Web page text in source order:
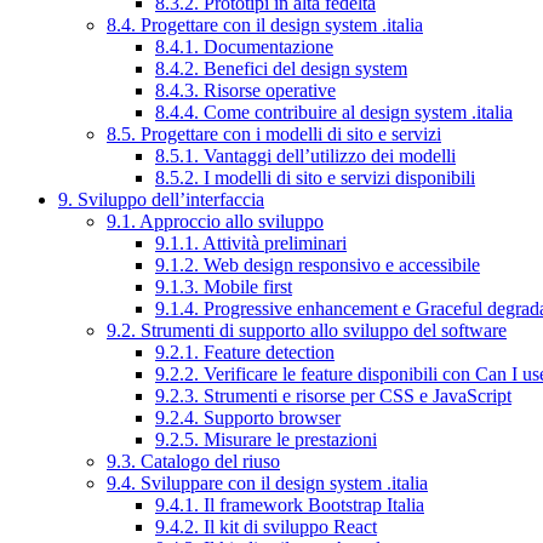
8.4. Progettare con il design system .italia
8.4.1. Documentazione
8.4.2. Benefici del design system
8.4.3. Risorse operative
8.4.4. Come contribuire al design system .italia
8.5. Progettare con i modelli di sito e servizi
8.5.1. Vantaggi dell’utilizzo dei modelli
8.5.2. I modelli di sito e servizi disponibili
9. Sviluppo dell’interfaccia
9.1. Approccio allo sviluppo
9.1.1. Attività preliminari
9.1.2. Web design responsivo e accessibile
9.1.3. Mobile first
9.1.4. Progressive enhancement e Graceful
9.2. Strumenti di supporto allo sviluppo del software
9.2.1. Feature detection
9.2.2. Verificare le feature disponibili con Can I
9.2.3. Strumenti e risorse per CSS e JavaScript
9.2.4. Supporto browser
9.2.5. Misurare le prestazioni
9.3. Catalogo del riuso
9.4. Sviluppare con il design system .italia
9.4.1. Il framework Bootstrap Italia
9.4.2. Il kit di sviluppo React